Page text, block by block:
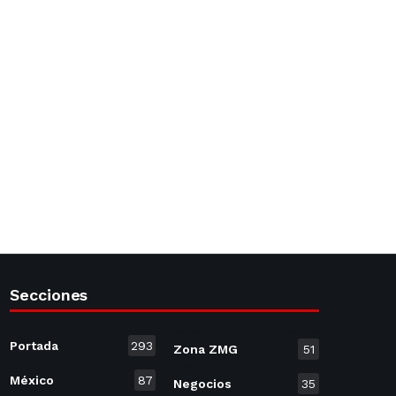
Secciones
Portada 293
México 87
Zona ZMG 51
Negocios 35